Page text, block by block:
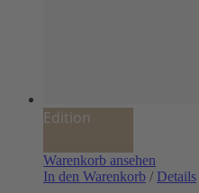
Edition
Warenkorb ansehen
In den Warenkorb / Details